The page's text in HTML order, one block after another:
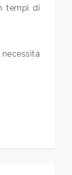
tempi di